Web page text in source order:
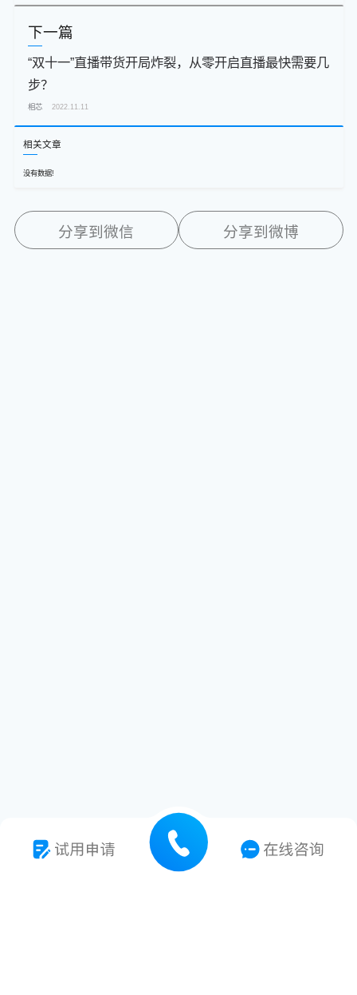
下一篇
“双十一”直播带货开局炸裂，从零开启直播最快需要几
步？
相芯 2022.11.11
相关文章
没有数据!
分享到微信 分享到微博